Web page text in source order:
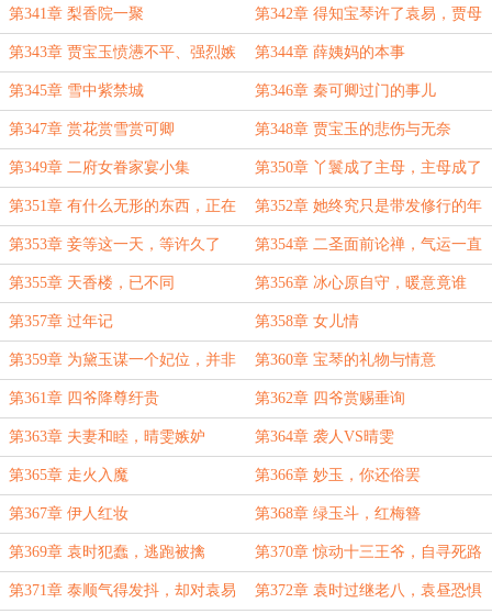
真龙
第341章 梨香院一聚 第342章 得知宝琴许了袁易，贾母
郁闷了
第343章 贾宝玉愤懑不平、强烈嫉
妒
第344章 薛姨妈的本事
第345章 雪中紫禁城 第346章 秦可卿过门的事儿
第347章 赏花赏雪赏可卿 第348章 贾宝玉的悲伤与无奈
第349章 二府女眷家宴小集 第350章 丫鬟成了主母，主母成了
下人
第351章 有什么无形的东西，正在
快速生长
第352章 她终究只是带发修行的年
轻姑娘
第353章 妾等这一天，等许久了 第354章 二圣面前论禅，气运一直
都在
第355章 天香楼，已不同 第356章 冰心原自守，暖意竟谁
亲？
第357章 过年记 第358章 女儿情
第359章 为黛玉谋一个妃位，并非
难事
第360章 宝琴的礼物与情意
第361章 四爷降尊纡贵 第362章 四爷赏赐垂询
第363章 夫妻和睦，晴雯嫉妒 第364章 袭人VS晴雯
第365章 走火入魔 第366章 妙玉，你还俗罢
第367章 伊人红妆 第368章 绿玉斗，红梅簪
第369章 袁时犯蠢，逃跑被擒 第370章 惊动十三王爷，自寻死路
第371章 泰顺气得发抖，却对袁易 第372章 袁时过继老八，袁昼恐惧